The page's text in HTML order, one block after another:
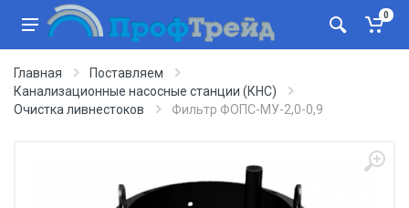
0
Главная
Поставляем
Канализационные насосные станции (КНС)
Очистка ливнестоков
Фильтр ФОПС-МУ-2,0-0,9